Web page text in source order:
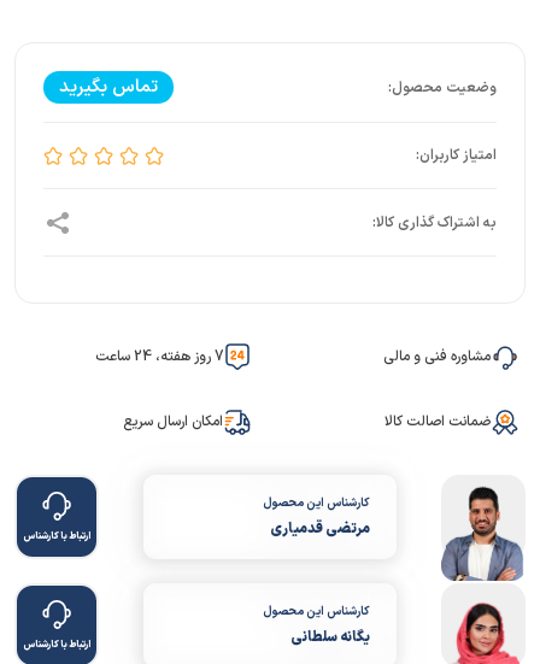
تماس بگیرید
مشاوره فنی و مالی 7 روز هفته، 24 ساعت
ضمانت اصالت کالا امکان ارسال سریع
کارشناس این محصول
مرتضی قدمیاری ارتباط با کارشناس
کارشناس این محصول
یگانه سلطانی ارتباط با کارشناس